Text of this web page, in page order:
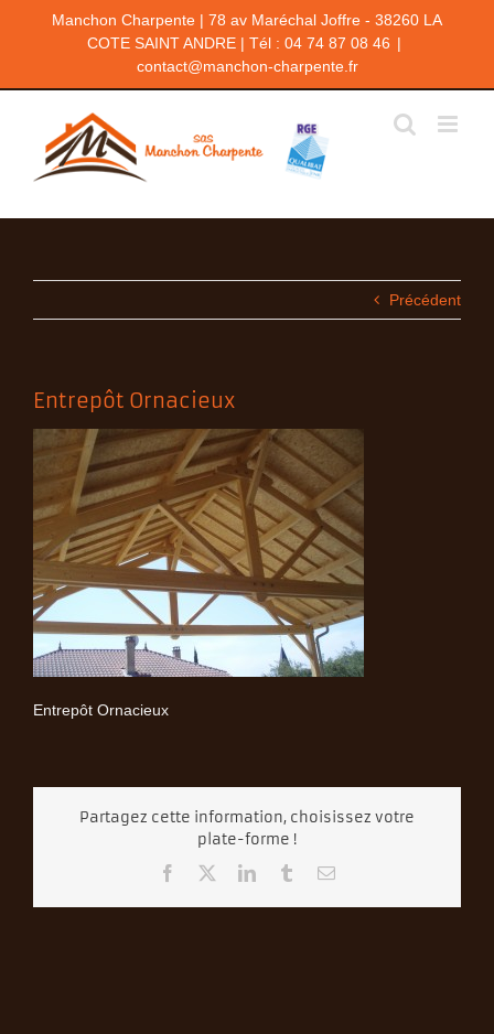
Manchon Charpente | 78 av Maréchal Joffre - 38260 LA
COTE SAINT ANDRE | Tél : 04 74 87 08 46 |
contact@manchon-charpente.fr
Précédent
Entrepôt Ornacieux
Entrepôt Ornacieux
Partagez cette information, choisissez votre
plate-forme !
Facebook LinkedInTumblrEmail